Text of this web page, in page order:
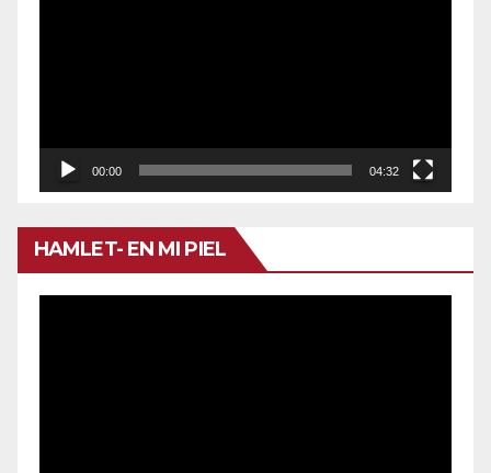
00:00 04:32
HAMLET- EN MI PIEL